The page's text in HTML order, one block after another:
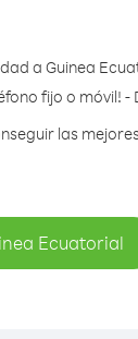
a Guinea
fijo o móvil!
las
Ecuatorial